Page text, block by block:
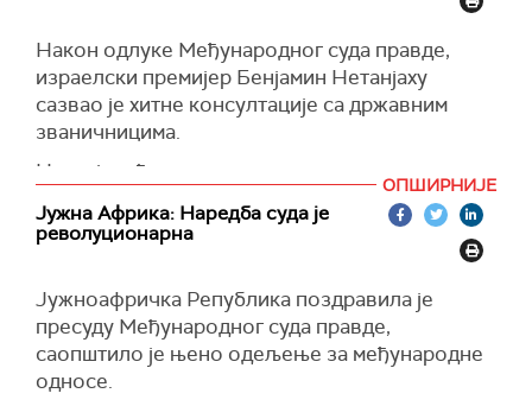
институцијама владавине права или наше
подршке Израелу", рекао је Борељ на догађају
у Фиренци.
Након одлуке Међународног суда правде,
израелски премијер Бенјамин Нетанјаху
сазвао је хитне консултације са државним
званичницима.
Нетанјаху ће разговарати са министром за
стратешка питања, министром правде,
министром одбране, државним тужиоцем,
министром спољних послова, саветником за
званичницима.
(Times of Israel)
ОПШИРНИЈЕ
Јужна Африка: Наредба суда је
револуционарна
Јужноафричка Република поздравила је
пресуду Међународног суда правде,
саопштило је њено одељење за међународне
односе.